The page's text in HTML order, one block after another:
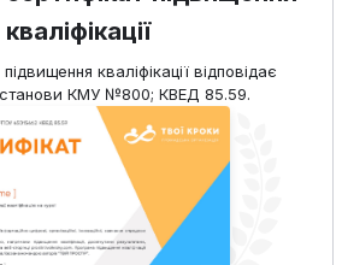
кваліфікації
кваліфікації відповідає
КМУ №800; КВЕД 85.59.